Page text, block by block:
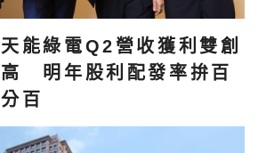
天能綠電Q2營收獲利雙創
高 明年股利配發率拚百
分百